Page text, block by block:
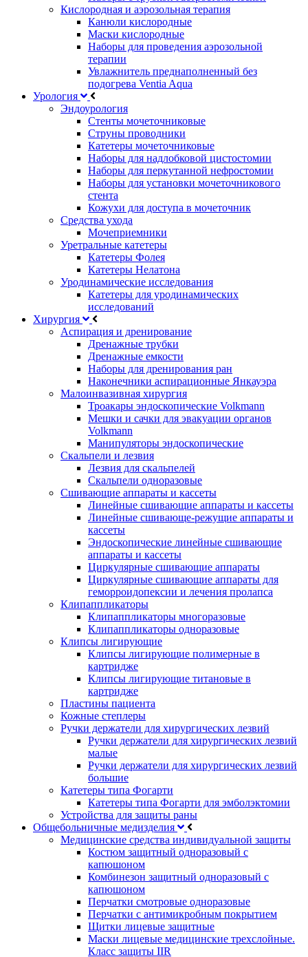
Кислородная и аэрозольная терапия
Канюли кислородные
Маски кислородные
Наборы для проведения аэрозольной
терапии
Увлажнитель преднаполненный без
подогрева Ventia Aqua
Урология
Эндоурология
Стенты мочеточниковые
Струны проводники
Катетеры мочеточниковые
Наборы для надлобковой цистостомии
Наборы для перкутанной нефростомии
Наборы для установки мочеточникового
стента
Кожухи для доступа в мочеточник
Средства ухода
Мочеприемники
Уретральные катетеры
Катетеры Фолея
Катетеры Нелатона
Уродинамические исследования
Катетеры для уродинамических
исследований
Хирургия
Аспирация и дренирование
Дренажные трубки
Дренажные емкости
Наборы для дренирования ран
Наконечники аспирационные Янкауэра
Малоинвазивная хирургия
Троакары эндоскопические Volkmann
Мешки и сачки для эвакуации органов
Volkmann
Манипуляторы эндоскопические
Скальпели и лезвия
Лезвия для скальпелей
Скальпели одноразовые
Сшивающие аппараты и кассеты
Линейные сшивающие аппараты и кассеты
Линейные сшивающе-режущие аппараты и
кассеты
Эндоскопические линейные сшивающие
аппараты и кассеты
Циркулярные сшивающие аппараты
Циркулярные сшивающие аппараты для
геморроидопексии и лечения пролапса
Клипаппликаторы
Клипаппликаторы многоразовые
Клипаппликаторы одноразовые
Клипсы лигирующие
Клипсы лигирующие полимерные в
картридже
Клипсы лигирующие титановые в
картридже
Пластины пациента
Кожные степлеры
Ручки держатели для хирургических лезвий
Ручки держатели для хирургических лезвий
малые
Ручки держатели для хирургических лезвий
большие
Катетеры типа Фогарти
Катетеры типа Фогарти для эмболэктомии
Устройства для защиты раны
Общебольничные медизделия
Медицинские средства индивидуальной защиты
Костюм защитный одноразовый с
капюшоном
Комбинезон защитный одноразовый с
капюшоном
Перчатки смотровые одноразовые
Перчатки с антимикробным покрытием
Щитки лицевые защитные
Маски лицевые медицинские трехслойные.
Класс защиты IIR